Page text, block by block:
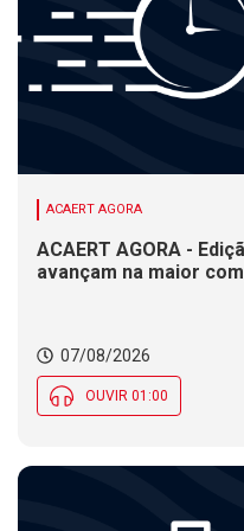
ACAERT AGORA
ACAERT AGORA -
avançam na maior
Social nesta sexta (7)
07/08/2026
OUVIR 01:00